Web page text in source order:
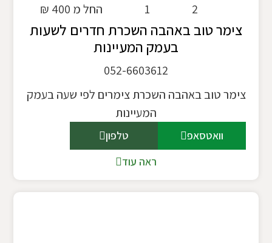
החל מ 400 ₪ 1 2
צימר טוב באהבה השכרת חדרים לשעות
בעמק המעיינות
052-6603612
צימר טוב באהבה השכרת צימרים לפי שעה בעמק
המעיינות
וואטסאפ
טלפון
ראה עוד